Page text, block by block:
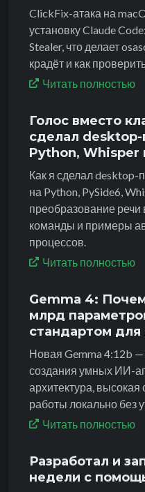
ClickFix-атака на
установку Claude
Stealer, что делает
крадёт и как
Читать полностью
Голос вместо
сделал
Python, Whisper
Как я сделал
на Python, PySide6,
преобразование речи
команды и примеры
процессов.
Читать полностью
Gemma 4:
млрд
стандартом для
Новая Gemma 4:12b
создания умных ИИ-
архитектура, высокая
работы локально без
Читать полностью
Разработал и
недели с